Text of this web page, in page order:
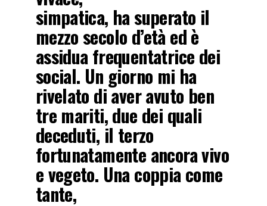
simpatica, ha superato il
mezzo secolo d’età ed è
assidua frequentatrice dei
social. Un giorno mi ha
rivelato di aver avuto ben
tre mariti, due dei quali
deceduti, il terzo
fortunatamente ancora vivo
e vegeto. Una coppia come
tante,